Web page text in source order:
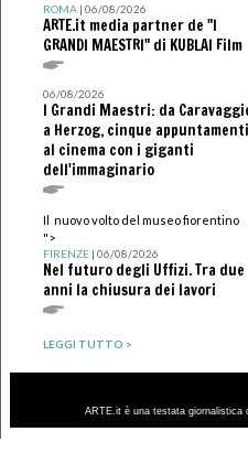
ROMA| 06/08/2026
ARTE.it media partner de "I
GRANDI MAESTRI" di KUBLAI Film
06/08/2026
I Grandi Maestri: da
a Herzog, cinque appuntamenti
al cinema con i giganti
dell'immaginario
Il nuovo volto del museo fiorentino
">
FIRENZE| 06/08/2026
Nel futuro degli Uffizi. Tra due
anni la chiusura dei lavori
LEGGI TUTTO >
ARTE.it è una testata giornalistica